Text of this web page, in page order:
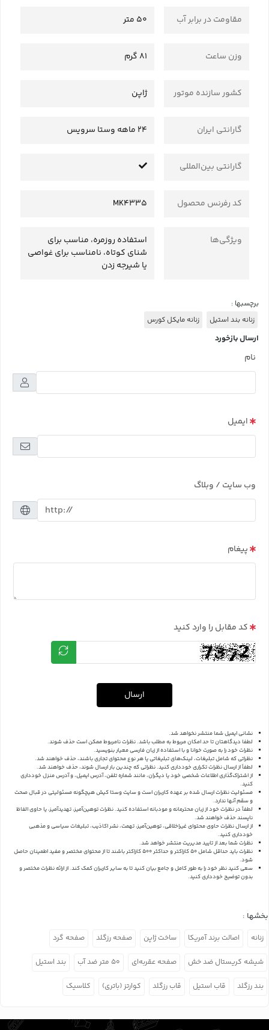
مقاومت در برابر آب 50 متر
وزن ساعت 81 گرم
کشور سازنده موتور ژاپن
گارانتی ایران 24 ماهه وستا سرویس
گارانتی بین‌المللی
کد رفرنس محصول MK4335
ویژگی‌ها
استفاده روزمره، مناسب برای
شنای کوتاه، نامناسب برای غواصی
یا شیرجه زدن
برچسبها :
زنانه بند استیل
زنانه مایکل کورس
ارسال بازخورد
نام
ایمیل
وب سایت / وبلاگ
پیغام
کد مقابل را وارد کنید
ارسال
نشانی ایمیل شما منتشر نخواهد شد.
لطفا دیدگاهتان تا حد امکان مربوط به مطلب باشد. نظرات نامربوط ممکن است حذف شوند.
نظرات خود را به صورت خوانا و با استفاده از زبان فارسی معیار بنویسید.
نظراتی که شامل تبلیغات، لینک‌های تبلیغاتی یا هر نوع محتوای تجاری باشند، حذف خواهند شد.
لطفاً از ارسال نظرات تکراری خودداری کنید. نظراتی که چندین بار ارسال شوند، حذف خواهند شد.
از اشتراک‌گذاری اطلاعات شخصی خود یا دیگران، مانند شماره تلفن، آدرس ایمیل، و آدرس منزل خودداری
کنید.
مسئولیت نظرات ارسال شده بر عهده کاربران است و سایت وستا کیش هیچگونه مسئولیتی در قبال صحت
و سقم آنها ندارد.
لطفاً در نظرات خود از زبان محترمانه و مودبانه استفاده کنید. نظرات توهین‌آمیز، تهدیدآمیز، یا حاوی الفاظ
ناپسند حذف خواهند شد.
از ارسال نظرات حاوی محتوای غیراخلاقی، توهین‌آمیز، تهمت، نشر اکاذیب، تبلیغات سیاسی و مذهبی
خودداری کنید.
نظرات شما بعد از تایید مدیریت منتشر خواهد شد.
نظرات باید حداقل شامل 50 کاراکتر و حداکثر 500 کاراکتر باشند تا از محتوای مختصر و مفید اطمینان حاصل
شود.
سعی کنید نظر خود را به طور کامل و جامع بیان کنید تا به سایر کاربران کمک کند.از ارائه نظرات مختصر و
بدون توضیح خودداری کنید.
بخشها :
زنانه اصالت برند آمریکا ساخت ژاپن صفحه رزگلد صفحه گرد
شیشه کریستال ضد خش صفحه عقربه‌ای ۵۰ متر ضد آب بند استیل
بند رزگلد قاب استیل قاب رزگلد کوارتز (باتری) کلاسیک